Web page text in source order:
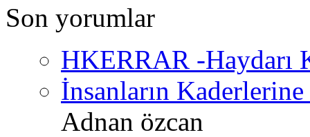
Son yorumlar
HKERRAR -Haydarı
İnsanların
Adnan özcan